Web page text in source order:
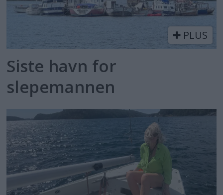
PLUS
Siste havn for
slepemannen